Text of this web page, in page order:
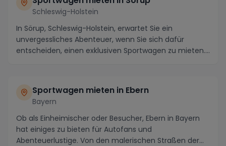
Schleswig-Holstein
In Sörup, Schleswig-Holstein, erwartet Sie ein
unvergessliches Abenteuer, wenn Sie sich dafür
entscheiden, einen exklusiven Sportwagen zu mieten.
Sportwagen mieten in Ebern
Bayern
Ob als Einheimischer oder Besucher, Ebern in Bayern
hat einiges zu bieten für Autofans und
Abenteuerlustige. Von den malerischen Straßen der